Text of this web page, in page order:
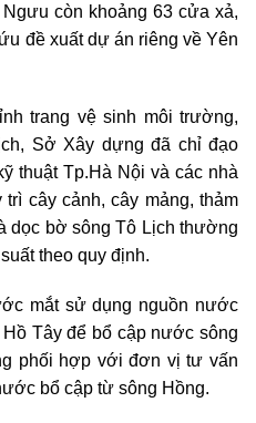
còn khoảng 63 cửa xả,
đề xuất dự án riêng về Yên
trang vệ sinh môi trường,
Sở Xây dựng đã chỉ đạo
thuật Tp.Hà Nội và các nhà
cây cảnh, cây mảng, thảm
dọc bờ sông Tô Lịch thường
theo quy định.
mắt sử dụng nguồn nước
Tây để bổ cập nước sông
phối hợp với đơn vị tư vấn
bổ cập từ sông Hồng.